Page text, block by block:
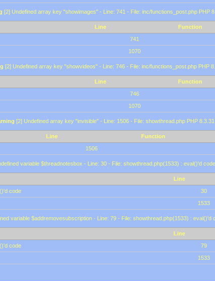
[2] Undefined array key "showimages" - Line: 741 - File: inc/functions_post.php PHP
Line
Function
741
1070
[2] Undefined array key "showvideos" - Line: 746 - File: inc/functions_post.php PHP
Line
Function
746
1070
[2] Undefined array key "invisible" - Line: 1506 - File: showthread.php PHP
Line
Function
1506
variable $threadnotesbox - Line: 30 - File: showthread.php(1533) : eval()'d
Line
code
30
1533
variable $addremovesubscription - Line: 79 - File: showthread.php(1533) : eval()'d
Line
code
79
1533